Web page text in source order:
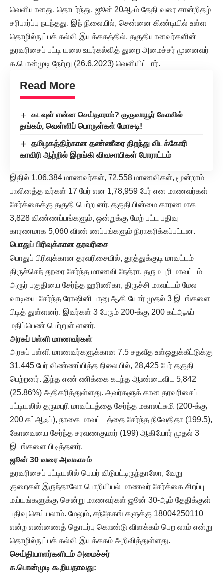
வெளியானது. தொடர்ந்து, ஜூன் 20ஆ-ம் தேதி வரை சான்றிதழ்
சரிபார்ப்பு நடந்தது. இந் நிலையில், சென்னை கிண்டியில் உள்ள
தொழில்நுட்பக் கல்வி இயக்ககத்தில், தகுதியானவர்களின்
தரவரிசைப் பட்டி யலை உயர்கல்வித் துறை அமைச்சர் முனைவர்
க.பொன்முடி நேற்று (26.6.2023) வெளியிட்டார்.
Read More
கடவுள் என்ன செய்தாராம்? குருவாயூர் கோவில்
தங்கம், வெள்ளிப் பொருள்கள் மோசடி!
தமிழகத்திற்கான தண்ணீரை திறந்து விடக்கோரி
காவிரி ஆற்றில் இறங்கி விவசாயிகள் போராட்டம்
இதில் 1,06,384 மாணவர்கள், 72,558 மாணவிகள், மூன்றாம்
பாலினத்த வர்கள் 17 பேர் என 1,78,959 பேர் என மாணவர்கள்
சேர்க்கைக்கு தகுதி பெற்ற னர். தகுதியின்மை காரணமாக
3,828 விண்ணப்பங்களும், ஒன்றுக்கு மேற் பட்ட பதிவு
காரணமாக 5,060 விண் ணப்பங்களும் நிராகரிக்கப்பட்டன.
பொதுப் பிரிவுக்கான தரவரிசை
பொதுப் பிரிவுக்கான தரவரிசையில், தூத்துக்குடி மாவட்டம்
திருச்செந் தூரை சேர்ந்த மாணவி நேத்ரா, தரும புரி மாவட்டம்
அரூர் பகுதியை சேர்ந்த ஹரிணிகா, திருச்சி மாவட்டம் மேல
வாடியை சேர்ந்த ரோஷினி பானு ஆகி யோர் முதல் 3 இடங்களை
பிடித் துள்ளனர். இவர்கள் 3 பேரும் 200-க்கு 200 கட்ஆஃப்
மதிப்பெண் பெற்றுள் ளனர்.
அரசுப் பள்ளி மாணவர்கள்
அரசுப் பள்ளி மாணவர்களுக்கான 7.5 சதவீத உள்ஒதுக்கீட்டுக்கு
31,445 பேர் விண்ணப்பித்த நிலையில், 28,425 பேர் தகுதி
பெற்றனர். இந்த எண் ணிக்கை கடந்த ஆண்டைவிட 5,842
(25.86%) அதிகரித்துள்ளது. அவர்களுக் கான தரவரிசைப்
பட்டியலில் தருமபுரி மாவட்டத்தை சேர்ந்த மகாலட்சுமி (200-க்கு
200 கட்ஆஃப்), நாகை மாவட் டத்தை சேர்ந்த நிவேதிதா (199.5),
கோவையை சேர்ந்த சரவணகுமார் (199) ஆகியோர் முதல் 3
இடங்களை பிடித்தனர்.
ஜூன் 30 வரை அவகாசம்
தரவரிசைப் பட்டியலில் பெயர் விடுபட்டிருந்தாலோ, வேறு
குறைகள் இருந்தாலோ பொறியியல் மாணவர் சேர்க்கை சிறப்பு
மய்யங்களுக்கு சென்று மாணவர்கள் ஜூன் 30-ஆம் தேதிக்குள்
பதிவு செய்யலாம். மேலும், சந்தேகங் களுக்கு 18004250110
என்ற எண்ணைத் தொடர்பு கொண்டு விளக்கம் பெற லாம் என்று
தொழில்நுட்பக் கல்வி இயக்ககம் அறிவித்துள்ளது.
செய்தியாளர்களிடம் அமைச்சர்
க.பொன்முடி கூறியதாவது: